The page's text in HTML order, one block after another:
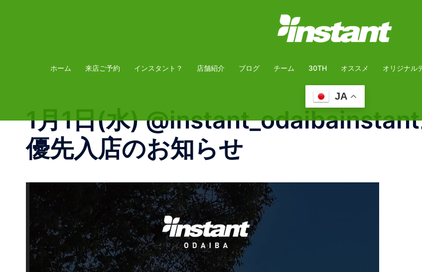
ホーム 来店ご予約 インスタント？ 店舗紹介 ブログ チーム 30TH オススメ オリジナル
JA
1月1日(水)
優先入店のお知らせ